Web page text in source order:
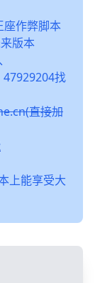
座作弊脚本
版本
找
直接加
上能享受大